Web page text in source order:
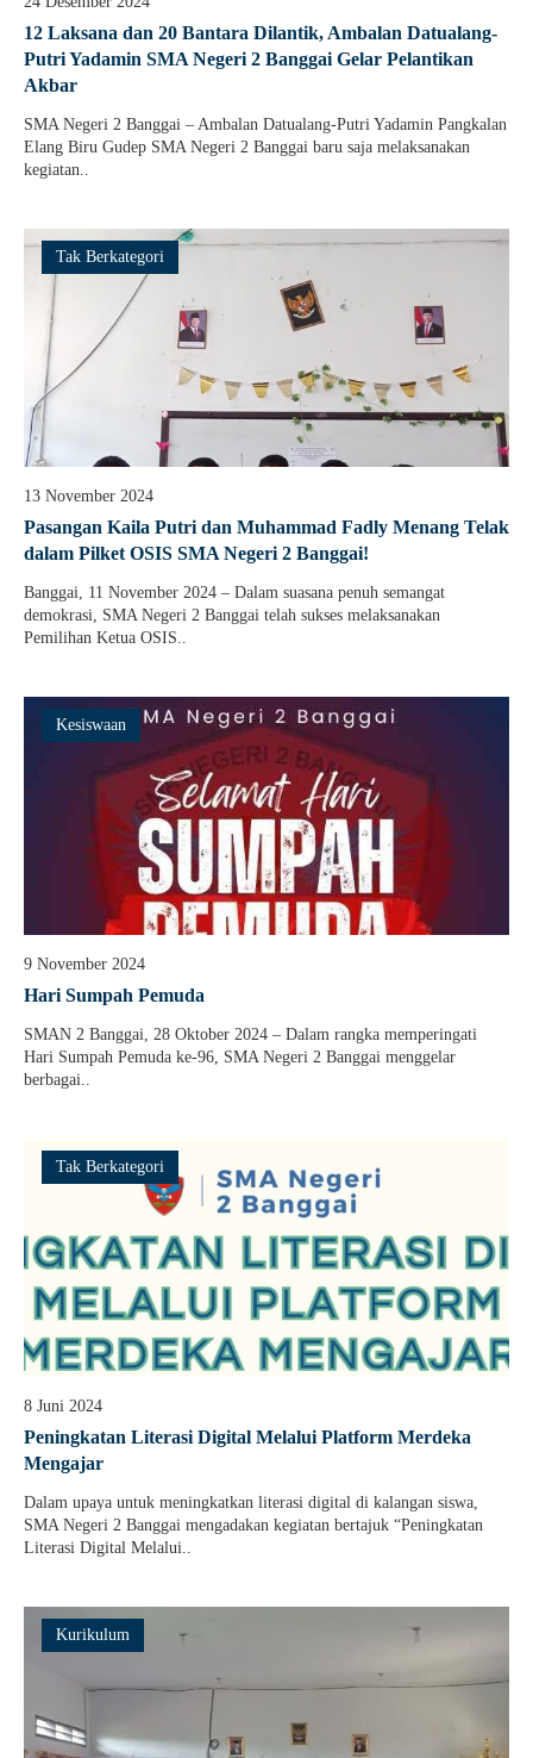
Guru Belajar
Guru Berbagi
Info Gtk
12 Laksana dan 20 Bantara Dilantik, Ambalan Datualang-
Putri Yadamin SMA Negeri 2 Banggai Gelar Pelantikan
Akbar
SMA Negeri 2 Banggai – Ambalan Datualang-Putri Yadamin Pangkalan
Elang Biru Gudep SMA Negeri 2 Banggai baru saja melaksanakan
kegiatan..
Tak Berkategori
13 November 2024
Pasangan Kaila Putri dan Muhammad Fadly Menang Telak
dalam Pilket OSIS SMA Negeri 2 Banggai!
Banggai, 11 November 2024 – Dalam suasana penuh semangat
demokrasi, SMA Negeri 2 Banggai telah sukses melaksanakan
Pemilihan Ketua OSIS..
Kesiswaan
9 November 2024
Hari Sumpah Pemuda
SMAN 2 Banggai, 28 Oktober 2024 – Dalam rangka memperingati
Hari Sumpah Pemuda ke-96, SMA Negeri 2 Banggai menggelar
berbagai..
Tak Berkategori
8 Juni 2024
Peningkatan Literasi Digital Melalui Platform Merdeka
Mengajar
Dalam upaya untuk meningkatkan literasi digital di kalangan siswa,
SMA Negeri 2 Banggai mengadakan kegiatan bertajuk “Peningkatan
Literasi Digital Melalui..
Kurikulum